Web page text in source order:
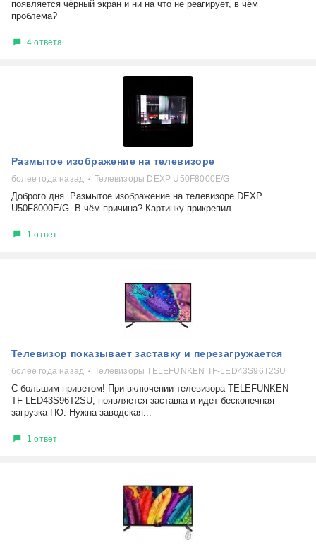
появляется чёрный экран и ни на что не реагирует, в чём
проблема?
4 ответа
Размытое изображение на телевизоре
более года назад Телевизоры DEXP U50F8000E/G
Доброго дня. Размытое изображение на телевизоре DEXP
U50F8000E/G. В чём причина? Картинку прикрепил.
1 ответ
Телевизор показывает заставку и перезагружается
более года назад Телевизоры TELEFUNKEN TF-LED43S96T2SU
С большим приветом! При включении телевизора TELEFUNKEN
TF-LED43S96T2SU, появляется заставка и идет бесконечная
загрузка ПО. Нужна заводская...
1 ответ